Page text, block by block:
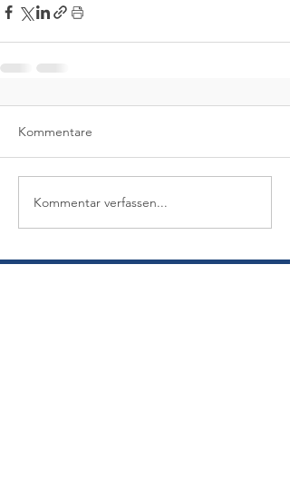
Kommentare
Kommentar verfassen...